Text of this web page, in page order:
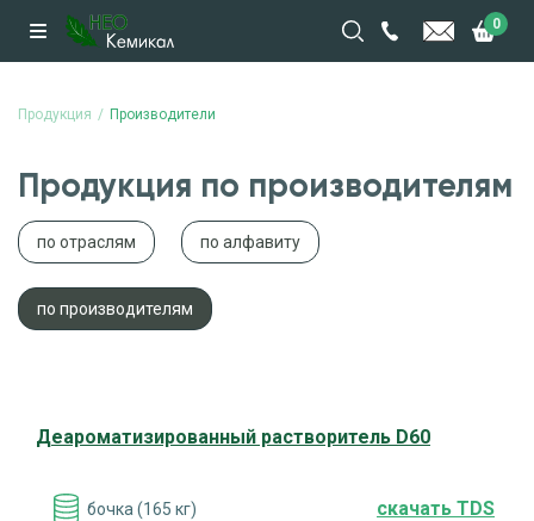
0
Продукция Производители
Продукция по производителям
по отраслям по алфавиту
по производителям
Деароматизированный растворитель D60
бочка (165 кг) cкачать TDS